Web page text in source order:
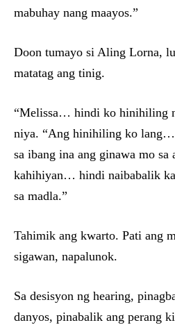
mabuhay nang maayos.”
Doon tumayo si Aling Lorna,
matatag ang tinig.
“Melissa… hindi ko hinihiling
niya. “Ang hinihiling ko lang…
sa ibang ina ang ginawa mo sa
kahihiyan… hindi naibabalik
sa madla.”
Tahimik ang kwarto. Pati ang
sigawan, napalunok.
Sa desisyon ng hearing,
danyos, pinabalik ang perang